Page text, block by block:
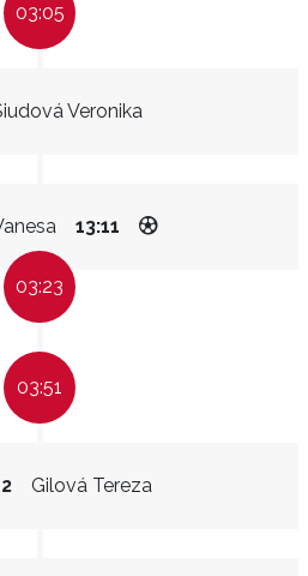
03:05
Veronika
13:11
03:23
03:51
Gilová Tereza